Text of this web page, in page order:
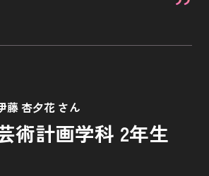
藤 杏夕花 さん
術計画学科 2年生